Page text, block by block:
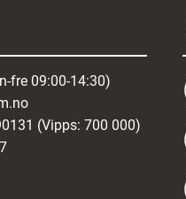
fre 09:00-14:30)
(Vipps: 700 000)